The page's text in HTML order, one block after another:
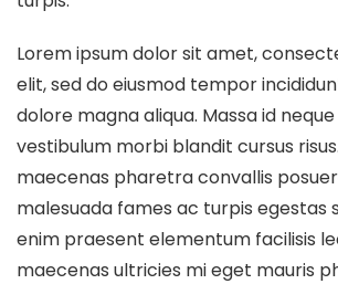
Lorem ipsum dolor sit amet,
elit, sed do eiusmod tempor
dolore magna aliqua. Massa id
vestibulum morbi blandit cursus
maecenas pharetra convallis
malesuada fames ac turpis egestas
enim praesent elementum facilisis
maecenas ultricies mi eget mauris